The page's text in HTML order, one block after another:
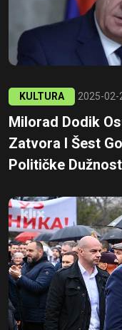
KULTURA 2025-02-
Milorad Dodik
Zatvora I Šest
Političke